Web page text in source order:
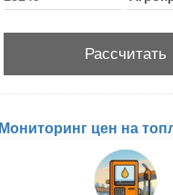
Мониторинг цен на